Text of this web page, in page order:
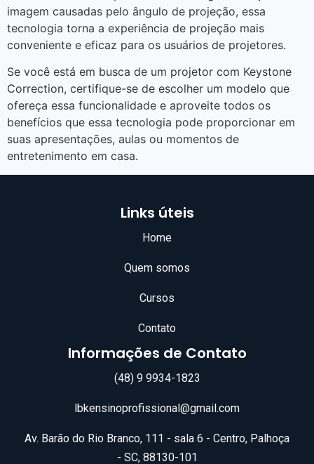
imagem causadas pelo ângulo de projeção, essa
tecnologia torna a experiência de projeção mais
conveniente e eficaz para os usuários de projetores.
Se você está em busca de um projetor com Keystone
Correction, certifique-se de escolher um modelo que
ofereça essa funcionalidade e aproveite todos os
benefícios que essa tecnologia pode proporcionar em
suas apresentações, aulas ou momentos de
entretenimento em casa.
Links úteis
Home
Quem somos
Cursos
Contato
Informações de Contato
(48) 9 9934-1823
lbkensinoprofissional@gmail.com
Av. Barão do Rio Branco, 111 - sala 6 - Centro, Palhoça
- SC, 88130-101